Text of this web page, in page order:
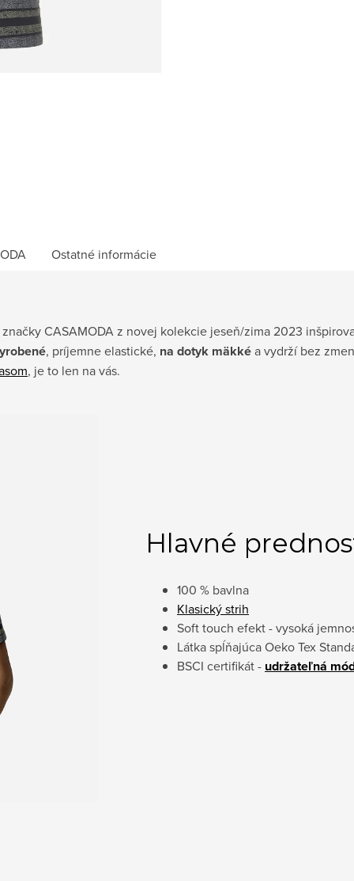
Ostatné informácie
CASAMODA z novej kolekcie jeseň/zima 2023
, príjemne elastické, na dotyk mäkkéa vydrží bez
, je to len na vás.
Hlavné
100 % bavlna
Klasický strih
Soft touch efekt - vysoká
Látka spĺňajúca Oeko Tex
BSCI certifikát - udržateľná